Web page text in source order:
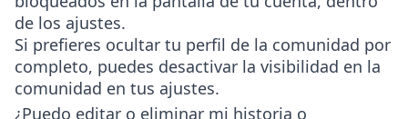
de los ajustes.
Si prefieres ocultar tu perfil de la comunidad por
completo, puedes desactivar la visibilidad en la
comunidad en tus ajustes.
¿Puedo editar o eliminar mi historia o